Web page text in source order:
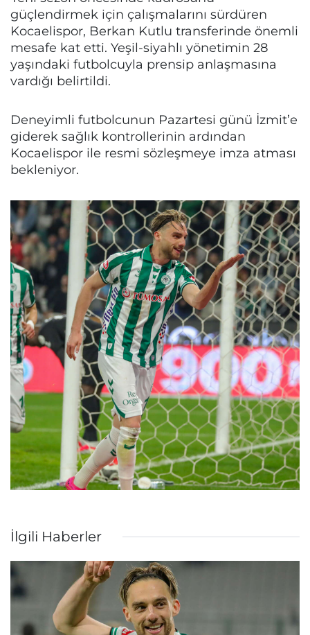
güçlendirmek için çalışmalarını sürdüren
Kocaelispor, Berkan Kutlu transferinde önemli
mesafe kat etti. Yeşil-siyahlı yönetimin 28
yaşındaki futbolcuyla prensip anlaşmasına
vardığı belirtildi.
Deneyimli futbolcunun Pazartesi günü İzmit’e
giderek sağlık kontrollerinin ardından
Kocaelispor ile resmi sözleşmeye imza atması
bekleniyor.
İlgili Haberler